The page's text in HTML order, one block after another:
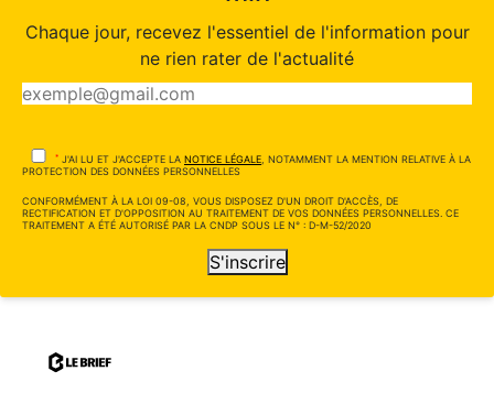
Chaque jour, recevez l'essentiel de l'information pour
ne rien rater de l'actualité
* J'AI LU ET J'ACCEPTE LA NOTICE LÉGALE , NOTAMMENT LA MENTION RELATIVE À LA
PROTECTION DES DONNÉES PERSONNELLES
CONFORMÉMENT À LA LOI 09-08, VOUS DISPOSEZ D'UN DROIT D'ACCÈS, DE
RECTIFICATION ET D'OPPOSITION AU TRAITEMENT DE VOS DONNÉES PERSONNELLES. CE
TRAITEMENT A ÉTÉ AUTORISÉ PAR LA CNDP SOUS LE N° : D-M-52/2020
S'inscrire